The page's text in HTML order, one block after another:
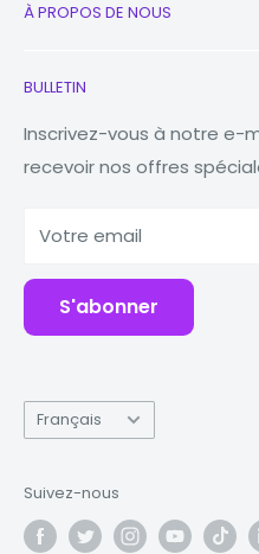
Nouveau
Montres
Macbooks
Comprimés
Accessoires
À PROPOS DE NOUS
Notre histoire
Réduire Réutiliser Recycler
Pourquoi Fonez ?
BULLETIN
Inscrivez-vous à notre e-
recevoir nos offres
Votre email
S'abonner
Langue
Français
Suivez-nous